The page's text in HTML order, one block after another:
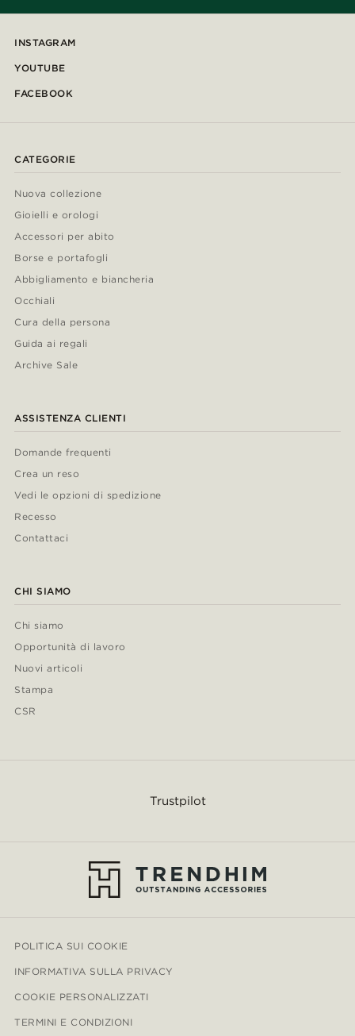
INSTAGRAM
YOUTUBE
FACEBOOK
CATEGORIE
Nuova collezione
Gioielli e orologi
Accessori per abito
Borse e portafogli
Abbigliamento e biancheria
Occhiali
Cura della persona
Guida ai regali
Archive Sale
ASSISTENZA CLIENTI
Domande frequenti
Crea un reso
Vedi le opzioni di spedizione
Recesso
Contattaci
CHI SIAMO
Chi siamo
Opportunità di lavoro
Nuovi articoli
Stampa
CSR
Trustpilot
POLITICA SUI COOKIE
INFORMATIVA SULLA PRIVACY
COOKIE PERSONALIZZATI
TERMINI E CONDIZIONI